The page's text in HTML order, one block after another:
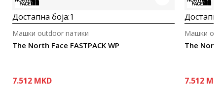
Достапна боја:1
The North Face FASTPACK WP
Машки outdoor патики
7.512 MKD
The North
Машки
7.512